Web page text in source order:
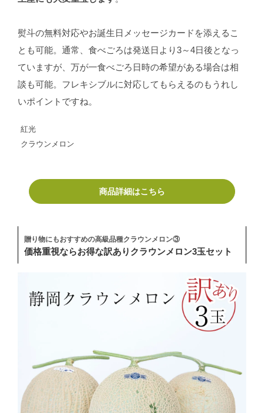
熨斗の無料対応やお誕生日メッセージカードを添えるこ
とも可能。通常、食べごろは発送日より3～4日後となっ
ていますが、万が一食べごろ日時の希望がある場合は相
談も可能。フレキシブルに対応してもらえるのもうれし
いポイントですね。
紅光
クラウンメロン
商品詳細はこちら
贈り物にもおすすめの高級品種クラウンメロン③
価格重視ならお得な訳ありクラウンメロン3玉セット